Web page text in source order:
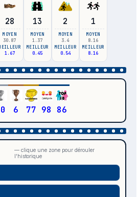
28
MOYEN
30.87
1.67
13
MOYEN
1.37
MEILLEUR
0.45
2
MOYEN
3.4
MEILLEUR
0.54
1
MOYEN
8.16
MEILLEUR
8.16
6 77 98 86
— clique une zone pour dérouler
l'historique